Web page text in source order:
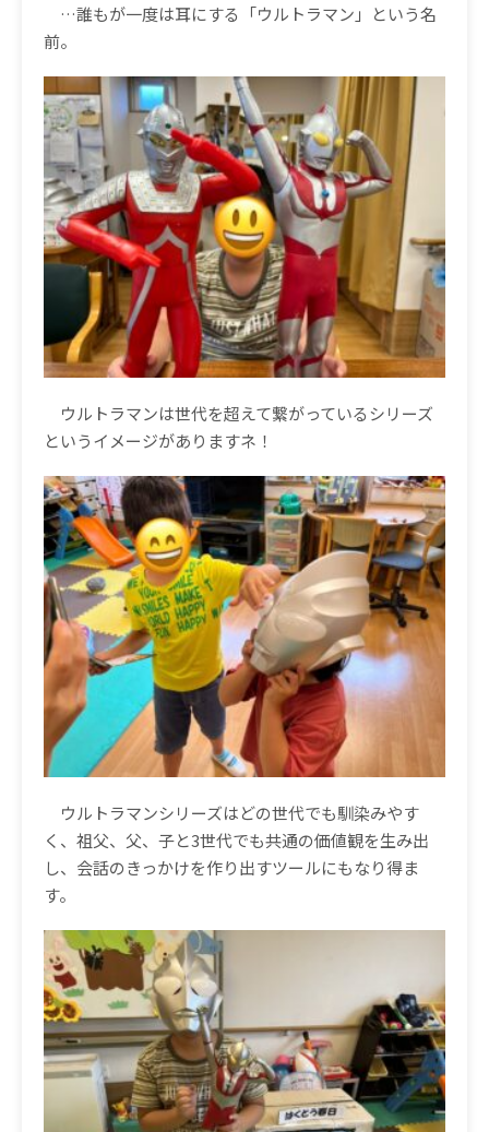
…誰もが一度は耳にする「ウルトラマン」という名
前。
ウルトラマンは世代を超えて繋がっているシリーズ
というイメージがありますネ！
ウルトラマンシリーズはどの世代でも馴染みやす
く、祖父、父、子と3世代でも共通の価値観を生み出
し、会話のきっかけを作り出すツールにもなり得ま
す。